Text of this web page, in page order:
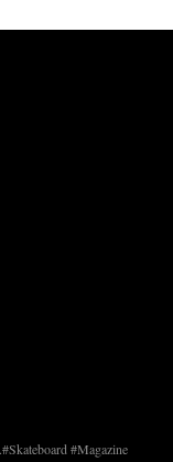
#Skateboard #Magazine